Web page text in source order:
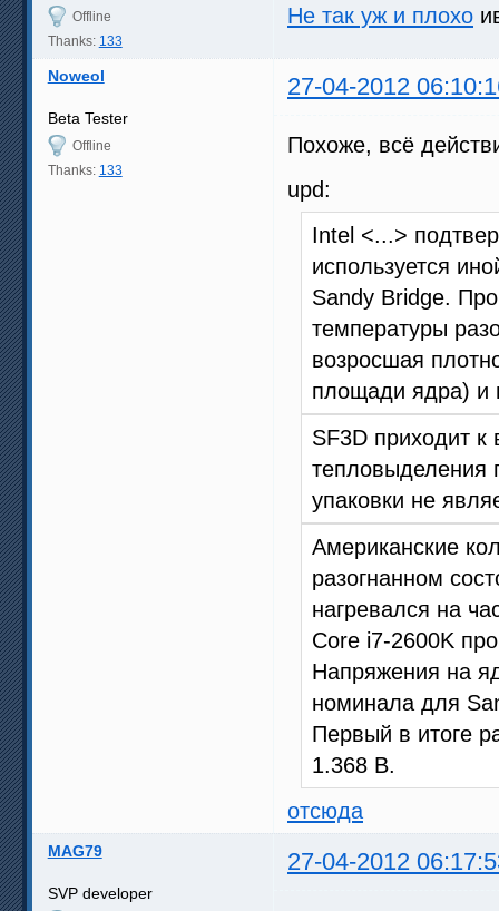
Offline
Thanks: 133
Не так уж и плохо
Noweol 27-04-2012
Beta Tester
Offline
Thanks: 133
Похоже, всё
upd:
Intel <...>
используется
Sandy Bridge.
температуры
возросшая
площади ядра) и
SF3D приходит к
тепловыделения
упаковки не
Американские
разогнанном
нагревался на
Core i7-2600K
Напряжения на
номинала для
Первый в итоге
1.368 В.
отсюда
MAG79 27-04-2012
SVP developer